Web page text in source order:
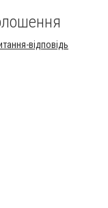
відповідь